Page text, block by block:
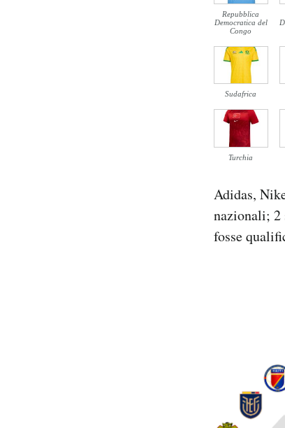
Repubblica
Democratica del
Congo
Sudafrica
Turchia
Adidas,
nazionali; 2
fosse